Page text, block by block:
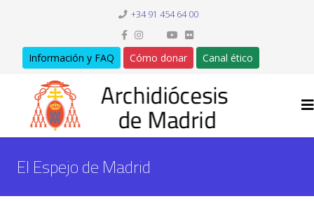
+34 91 454 64 00
Información y FAQ Cómo donar Canal ético
El Espejo de Madrid